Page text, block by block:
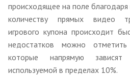
происходящее на поле
количеству прямых видео
игрового купона происходит
недостатков можно отметить
которые напрямую
используемой в пределах 10%.